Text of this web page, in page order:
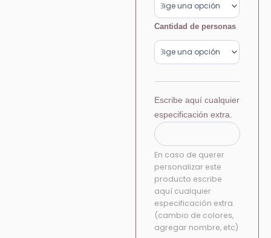
$440.00
hasta
$540.00
Cantidad de personas
Escribe aquí cualquier
especificación extra.
En caso de querer
personalizar este
producto escribe
aquí cualquier
especificación extra.
(cambio de colores,
agregar nombre, etc)
la
foto
cantidad